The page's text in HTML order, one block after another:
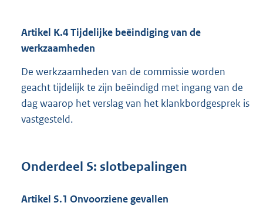
Artikel K.4Tijdelijke beëindiging van de
werkzaamheden
De werkzaamheden van de commissie worden
geacht tijdelijk te zijn beëindigd met ingang van de
dag waarop het verslag van het klankbordgesprek is
vastgesteld.
Onderdeel S: slotbepalingen
Artikel S.1 Onvoorziene gevallen